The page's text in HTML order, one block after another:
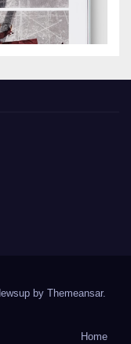
by Themeansar.
Home